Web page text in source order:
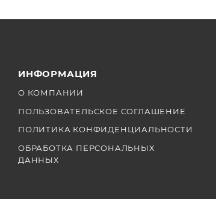
ИНФОРМАЦИЯ
О КОМПАНИИ
ПОЛЬЗОВАТЕЛЬСКОЕ СОГЛАШЕНИЕ
ПОЛИТИКА КОНФИДЕНЦИАЛЬНОСТИ
ОБРАБОТКА ПЕРСОНАЛЬНЫХ
ДАННЫХ